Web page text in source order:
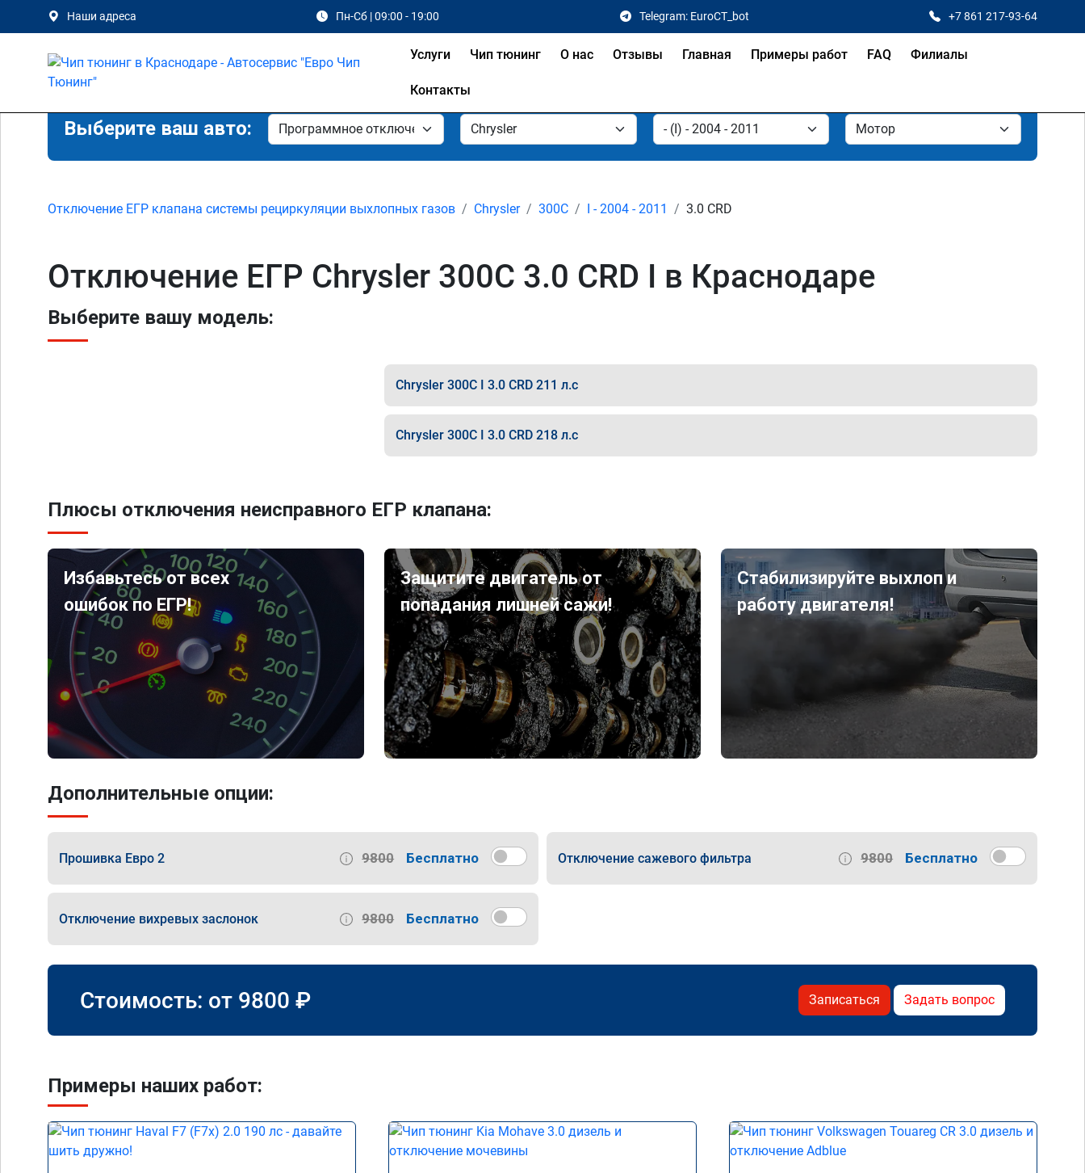
Наши адреса Пн-Сб | 09:00 - 19:00 Telegram: EuroCT_bot +7 861 217-93-64
Услуги Чип тюнинг О нас Отзывы Главная Примеры работ FAQ Филиалы
Контакты
Выберите ваш авто:
Отключение ЕГР клапана системы рециркуляции выхлопных газов Chrysler 300C I - 2004 - 2011 3.0 CRD
Отключение ЕГР Chrysler 300C 3.0 CRD I в Краснодаре
Выберите вашу модель:
Chrysler 300C I 3.0 CRD 211 л.с
Chrysler 300C I 3.0 CRD 218 л.с
Плюсы отключения неисправного ЕГР клапана:
Избавьтесь от всех
ошибок по ЕГР!
Защитите двигатель от
попадания лишней сажи!
Стабилизируйте выхлоп и
работу двигателя!
Дополнительные опции:
Прошивка Евро 2 9800 Бесплатно Отключение сажевого фильтра 9800 Бесплатно
Отключение вихревых заслонок 9800 Бесплатно
Стоимость: от 9800 ₽ Записаться Задать вопрос
Примеры наших работ: